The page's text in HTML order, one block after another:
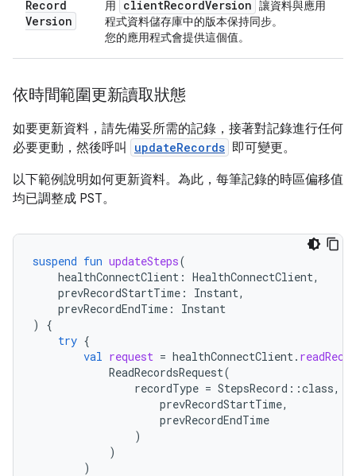
Record
Version
用
clientRecordVersion 讓資料與應用
程式資料儲存庫中的版本保持同步。
您的應用程式會提供這個值。
依時間範圍更新讀取狀態
如要更新資料，請先備妥所需的記錄，接著對記錄進行任何
必要更動，然後呼叫
updateRecords 即可變更。
以下範例說明如何更新資料。為此，每筆記錄的時區偏移值
均已調整成 PST。
suspend fun updateSteps(
healthConnectClient : HealthConnectClient,
prevRecordStartTime : Instant,
prevRecordEndTime :
Instant
)
{
try {
val request = healthConnectClient.
ReadRecordsRequest(
recordType = StepsRecord ::class,
prevRecordStartTime,
prevRecordEndTime
)
)
)